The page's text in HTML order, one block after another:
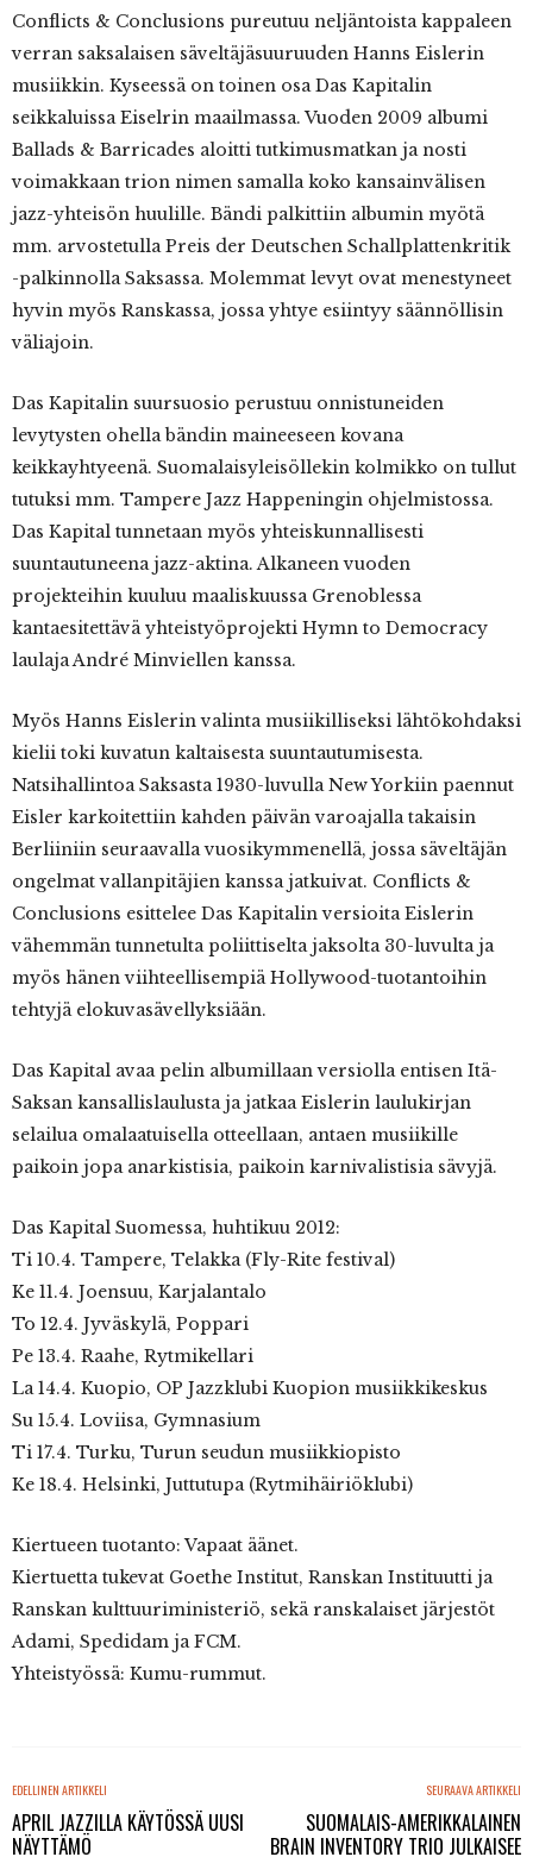
Conflicts & Conclusions pureutuu neljäntoista kappaleen
verran saksalaisen säveltäjäsuuruuden Hanns Eislerin
musiikkin. Kyseessä on toinen osa Das Kapitalin
seikkaluissa Eiselrin maailmassa. Vuoden 2009 albumi
Ballads & Barricades aloitti tutkimusmatkan ja nosti
voimakkaan trion nimen samalla koko kansainvälisen
jazz-yhteisön huulille. Bändi palkittiin albumin myötä
mm. arvostetulla Preis der Deutschen Schallplattenkritik
-palkinnolla Saksassa. Molemmat levyt ovat menestyneet
hyvin myös Ranskassa, jossa yhtye esiintyy säännöllisin
väliajoin.
Das Kapitalin suursuosio perustuu onnistuneiden
levytysten ohella bändin maineeseen kovana
keikkayhtyeenä. Suomalaisyleisöllekin kolmikko on tullut
tutuksi mm. Tampere Jazz Happeningin ohjelmistossa.
Das Kapital tunnetaan myös yhteiskunnallisesti
suuntautuneena jazz-aktina. Alkaneen vuoden
projekteihin kuuluu maaliskuussa Grenoblessa
kantaesitettävä yhteistyöprojekti Hymn to Democracy
laulaja André Minviellen kanssa.
Myös Hanns Eislerin valinta musiikilliseksi lähtökohdaksi
kielii toki kuvatun kaltaisesta suuntautumisesta.
Natsihallintoa Saksasta 1930-luvulla New Yorkiin paennut
Eisler karkoitettiin kahden päivän varoajalla takaisin
Berliiniin seuraavalla vuosikymmenellä, jossa säveltäjän
ongelmat vallanpitäjien kanssa jatkuivat. Conflicts &
Conclusions esittelee Das Kapitalin versioita Eislerin
vähemmän tunnetulta poliittiselta jaksolta 30-luvulta ja
myös hänen viihteellisempiä Hollywood-tuotantoihin
tehtyjä elokuvasävellyksiään.
Das Kapital avaa pelin albumillaan versiolla entisen Itä-
Saksan kansallislaulusta ja jatkaa Eislerin laulukirjan
selailua omalaatuisella otteellaan, antaen musiikille
paikoin jopa anarkistisia, paikoin karnivalistisia sävyjä.
Das Kapital Suomessa, huhtikuu 2012:
Ti 10.4. Tampere, Telakka (Fly-Rite festival)
Ke 11.4. Joensuu, Karjalantalo
To 12.4. Jyväskylä, Poppari
Pe 13.4. Raahe, Rytmikellari
La 14.4. Kuopio, OP Jazzklubi Kuopion musiikkikeskus
Su 15.4. Loviisa, Gymnasium
Ti 17.4. Turku, Turun seudun musiikkiopisto
Ke 18.4. Helsinki, Juttutupa (Rytmihäiriöklubi)
Kiertueen tuotanto: Vapaat äänet.
Kiertuetta tukevat Goethe Institut, Ranskan Instituutti ja
Ranskan kulttuuriministeriö, sekä ranskalaiset järjestöt
Adami, Spedidam ja FCM.
Yhteistyössä: Kumu-rummut.
EDELLINEN ARTIKKELI
APRIL JAZZILLA KÄYTÖSSÄ UUSI
NÄYTTÄMÖ
SEURAAVA ARTIKKELI
SUOMALAIS-AMERIKKALAINEN
BRAIN INVENTORY TRIO JULKAISEE